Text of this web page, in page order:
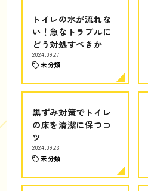
トイレの水が流れな
い！急なトラブルに
どう対処すべきか
2024.09.27
未分類
黒ずみ対策でトイレ
の床を清潔に保つコ
ツ
2024.09.23
未分類